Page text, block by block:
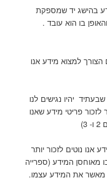
בהישג יד שמספקת
בו הוא עובד .
למצוא מידע אנו
יהיו נגישים לנו
פריטי מידע שאנו
אנו נוטים לזכור יותר
מאוחסן המידע (ספרייה
מאשר את המידע עצמו.